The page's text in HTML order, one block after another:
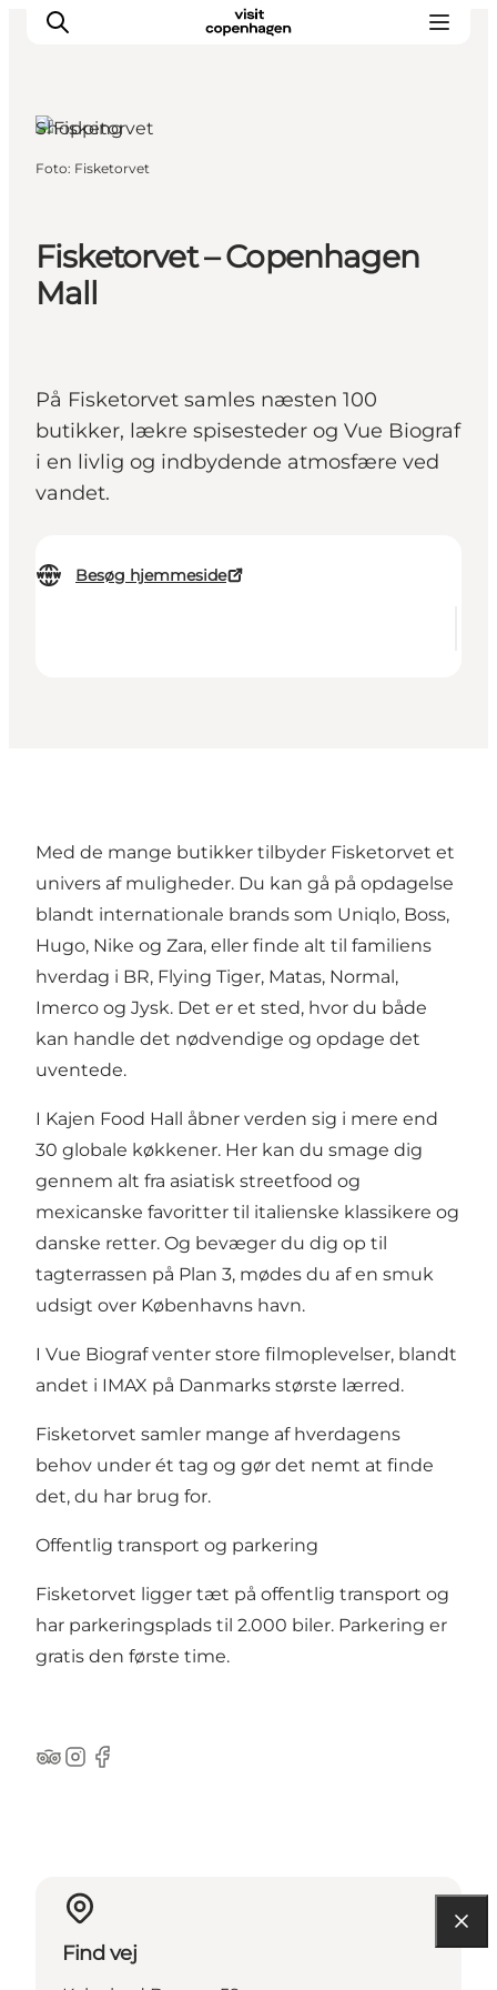
Spis & drik
Områder
Planlæg din tur
Fisketorvet – Copenhagen
Mall
På Fisketorvet samles næsten 100
butikker, lækre spisesteder og Vue Biograf
i en livlig og indbydende atmosfære ved
vandet.
Besøg hjemmeside
Shopping
Foto: Fisketorvet
Med de mange butikker tilbyder Fisketorvet et
univers af muligheder. Du kan gå på opdagelse
blandt internationale brands som Uniqlo, Boss,
Hugo, Nike og Zara, eller finde alt til familiens
hverdag i BR, Flying Tiger, Matas, Normal,
Imerco og Jysk. Det er et sted, hvor du både
kan handle det nødvendige og opdage det
uventede.
I Kajen Food Hall åbner verden sig i mere end
30 globale køkkener. Her kan du smage dig
gennem alt fra asiatisk streetfood og
mexicanske favoritter til italienske klassikere og
danske retter. Og bevæger du dig op til
tagterrassen på Plan 3, mødes du af en smuk
udsigt over Københavns havn.
I Vue Biograf venter store filmoplevelser, blandt
andet i IMAX på Danmarks største lærred.
Fisketorvet samler mange af hverdagens
behov under ét tag og gør det nemt at finde
det, du har brug for.
Offentlig transport og parkering
Fisketorvet ligger tæt på offentlig transport og
har parkeringsplads til 2.000 biler. Parkering er
gratis den første time.
Tripadvisor
Instagram
Facebook
Find vej